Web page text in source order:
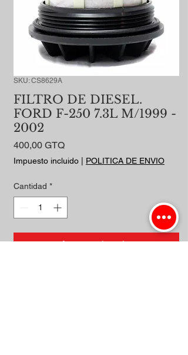
SKU: CS8629A
FILTRO DE DIESEL.
FORD F-250 7.3L M/1999 -
2002
400,00 GTQPrecio
Impuesto incluido POLITICA DE ENVIO
Cantidad *
Agregar al carrito